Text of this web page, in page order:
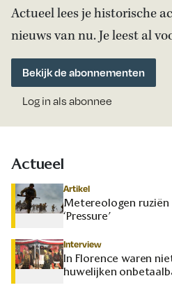
Actueel lees je historische
nieuws van nu. Je leest al
Bekijk de abonnementen
Log in als abonnee
Actueel
Artikel
Metereologen
‘Pressure’
Interview
In Florence waren
huwelijken